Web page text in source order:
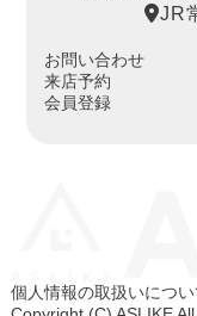
JR
お問い合わせ
来店予約
会員登録
個人情報の取扱いについ